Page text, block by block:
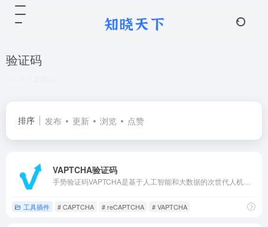
验证码
排序 发布 更新 浏览 点赞
VAPTCHA验证码
工具插件 # CAPTCHA # reCAPTCHA # VAPTCHA